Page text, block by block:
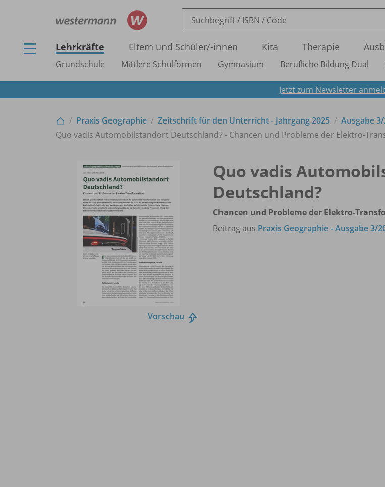
Lehrkräfte Eltern und Schüler/-innen Kita Therapie
Grundschule Mittlere Schulformen Gymnasium Berufliche Bildung Dual
Jetzt zum Newsletter
Praxis Geographie Zeitschrift für den Unterricht - Jahrgang 2025 Ausgabe 3/
Quo vadis Automobilstandort Deutschland? - Chancen und Probleme der Elektro-
Vorschau
Quo vadis
Deutschland?
Chancen und Probleme der Elektro-
Beitrag aus Praxis Geographie - Ausgabe 3/